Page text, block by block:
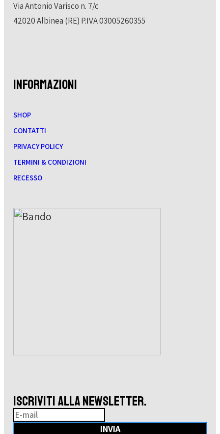
Via Antonio Varisco n. 7/c
42020 Albinea (RE) P.IVA 03005260355
INFORMAZIONI
SHOP
CONTATTI
PRIVACY POLICY
TERMINI & CONDIZIONI
RECESSO
ISCRIVITI ALLA NEWSLETTER.
INVIA